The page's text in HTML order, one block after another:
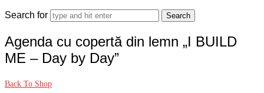
Search for
Agenda cu copertă din lemn „I BUILD
ME – Day by Day”
Back To Shop